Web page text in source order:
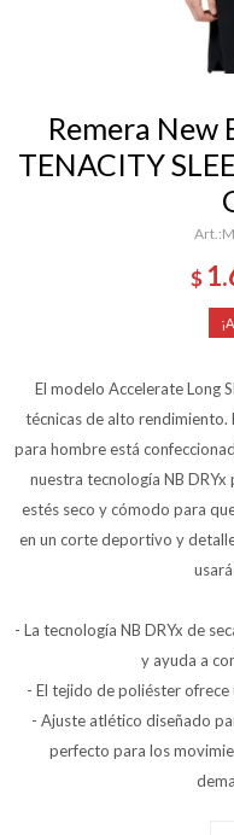
Remera New
TENACITY
$
El modelo Accelerate Long
técnicas de alto rendimiento.
para hombre está
nuestra tecnología NB
estés seco y cómodo para
en un corte deportivo y
- La tecnología NB DRYx de
y ayuda a
- El tejido de poliéster ofrece
- Ajuste atlético diseñado
perfecto para los